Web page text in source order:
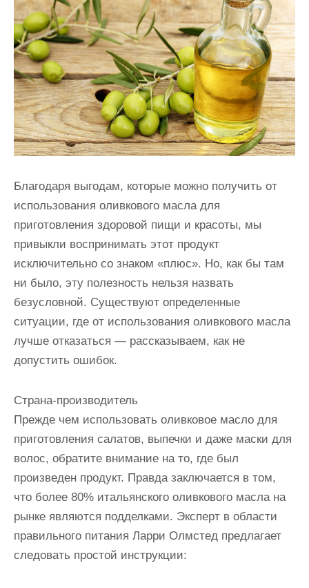
Благодаря выгодам, которые можно получить от
использования оливкового масла для
приготовления здоровой пищи и красоты, мы
привыкли воспринимать этот продукт
исключительно со знаком «плюс». Но, как бы там
ни было, эту полезность нельзя назвать
безусловной. Существуют определенные
ситуации, где от использования оливкового масла
лучше отказаться — рассказываем, как не
допустить ошибок.
Страна-производитель
Прежде чем использовать оливковое масло для
приготовления салатов, выпечки и даже маски для
волос, обратите внимание на то, где был
произведен продукт. Правда заключается в том,
что более 80% итальянского оливкового масла на
рынке являются подделками. Эксперт в области
правильного питания Ларри Олмстед предлагает
следовать простой инструкции: